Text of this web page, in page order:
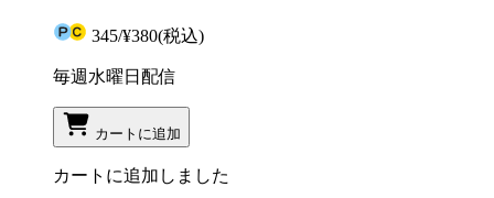
345/¥380(税込)
毎週水曜日配信
カートに追加
カートに追加しました